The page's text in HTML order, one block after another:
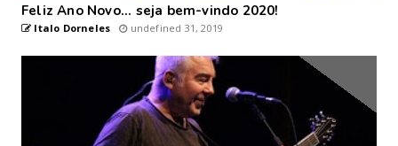
Feliz Ano Novo... seja bem-vindo 2020!
Italo Dorneles undefined 31, 2019